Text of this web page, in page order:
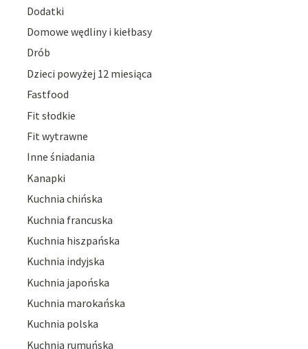
Dodatki
Domowe wędliny i kiełbasy
Drób
Dzieci powyżej 12 miesiąca
Fastfood
Fit słodkie
Fit wytrawne
Inne śniadania
Kanapki
Kuchnia chińska
Kuchnia francuska
Kuchnia hiszpańska
Kuchnia indyjska
Kuchnia japońska
Kuchnia marokańska
Kuchnia polska
Kuchnia rumuńska